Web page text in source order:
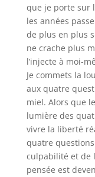
que je porte sur
les années
de plus en plus
ne crache plus
l’injecte à moi-
Je commets la
aux quatre
miel. Alors que
lumière des
vivre la liberté
quatre
culpabilité et de
pensée est